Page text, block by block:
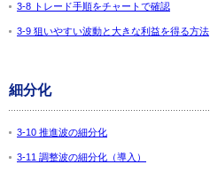
3-8 トレード手順をチャートで確認
3-9 狙いやすい波動と大きな利益を得る方法
細分化
3-10 推進波の細分化
3-11 調整波の細分化（導入）